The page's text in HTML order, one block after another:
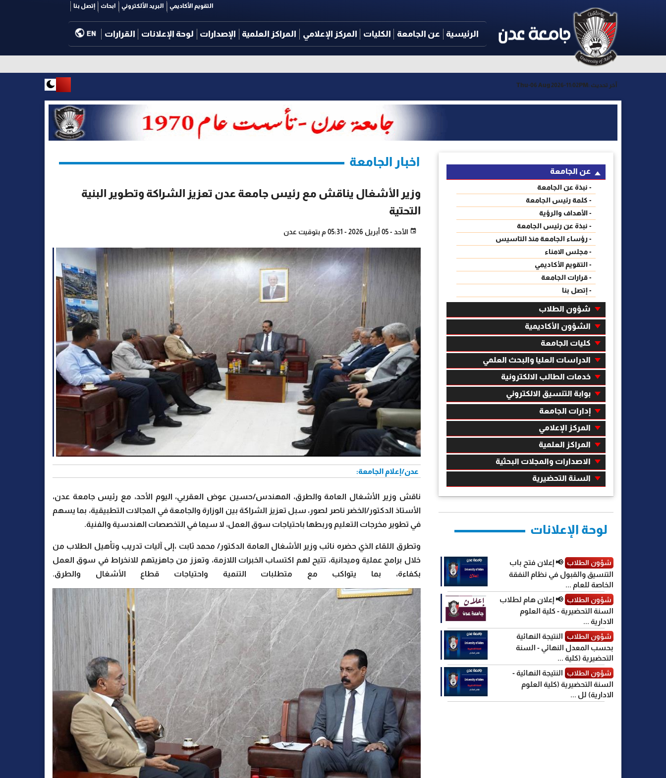
التقويم الأكاديمي البريد الألكتروني ابحاث إتصل بنا
الرئيسية عن الجامعة الكليات المركز الإعلامي المراكز العلمية الإصدارات لوحة الإعلانات القرارات EN
آخر تحديث : Thu-06 Aug 2026-11:02PM
اخبار الجامعة
وزير الأشغال يناقش مع رئيس جامعة عدن تعزيز الشراكة وتطوير البنية
التحتية
الأحد - 05 أبريل 2026 - 05:31 م بتوقيت عدن
عدن/إعلام الجامعة:
ناقش وزير الأشغال العامة والطرق، المهندس/حسين عوض العقربي، اليوم الأحد، مع رئيس جامعة عدن،
الأستاذ الدكتور/الخضر ناصر لصور، سبل تعزيز الشراكة بين الوزارة والجامعة في المجالات التطبيقية، بما يسهم
في تطوير مخرجات التعليم وربطها باحتياجات سوق العمل، لا سيما في التخصصات الهندسية والفنية.
وتطرق اللقاء الذي حضره نائب وزير الأشغال العامة الدكتور/ محمد ثابت ،إلى آليات تدريب وتأهيل الطلاب من
خلال برامج عملية وميدانية، تتيح لهم اكتساب الخبرات اللازمة، وتعزز من جاهزيتهم للانخراط في سوق العمل
بكفاءة، بما يتواكب مع متطلبات التنمية واحتياجات قطاع الأشغال والطرق.
عن الجامعة
- نبذة عن الجامعة
- كلمة رئيس الجامعة
- الأهداف والرؤية
- نبذة عن رئيس الجامعة
- رؤساء الجامعة منذ التاسيس
- مجلس الامناء
- التقويم الأكاديمي
- قرارات الجامعة
- إتصل بنا
شؤون الطلاب
الشؤون الأكاديمية
كليات الجامعة
الدراسات العليا والبحث العلمي
خدمات الطالب الالكترونية
بوابة التنسيق الالكتروني
إدارات الجامعة
المركز الإعلامي
المراكز العلمية
الاصدارات والمجلات البحثية
السنة التحضيرية
لوحة الإعلانات
شؤون الطلاب 📢 إعلان فتح باب
التنسيق والقبول في نظام النفقة
الخاصة للعام ...
شؤون الطلاب 📢 إعلان هام لطلاب
السنة التحضيرية - كلية العلوم
الادارية ...
شؤون الطلاب
النتيجة النهائية
بحسب المعدل النهائي - السنة
التحضيرية (كلية ...
شؤون الطلاب
النتيجة النهائية -
السنة التحضيرية (كلية العلوم
الادارية) لل ...